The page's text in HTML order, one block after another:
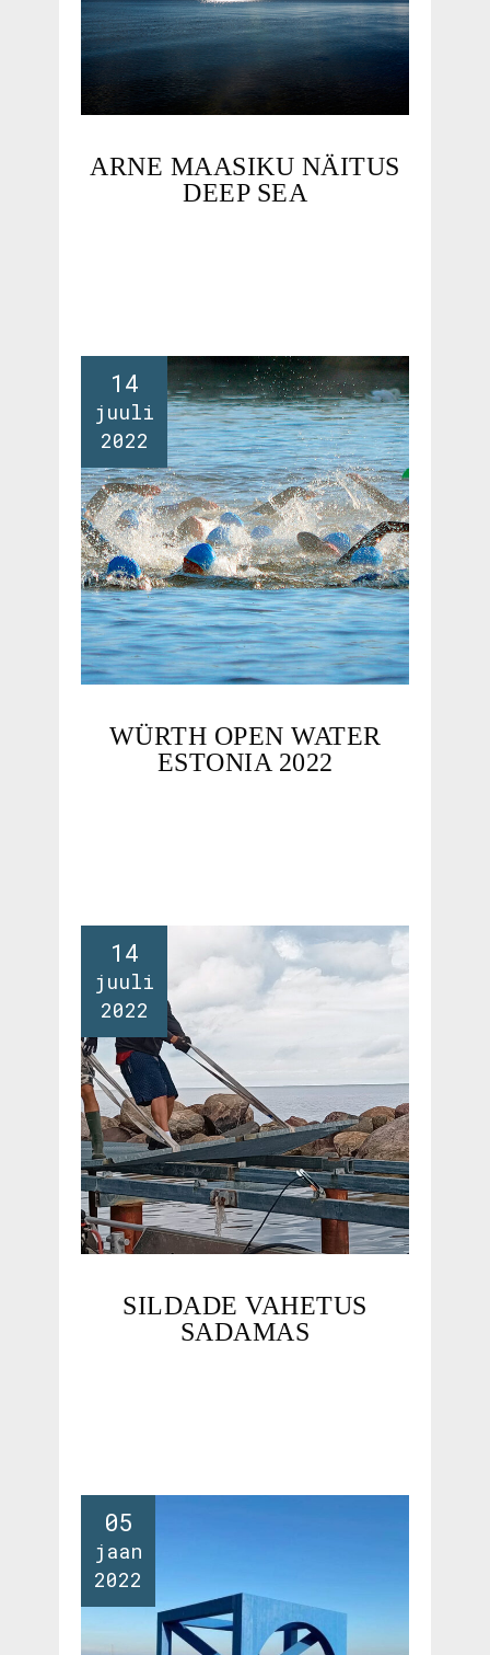
ARNE MAASIKU NÄITUS
DEEP SEA
14
juuli
2022
WÜRTH OPEN WATER
ESTONIA 2022
14
juuli
2022
SILDADE VAHETUS
SADAMAS
05
jaan
2022